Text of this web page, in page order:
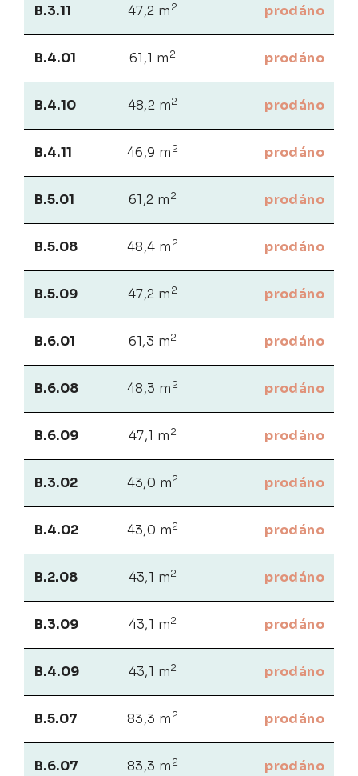
B.3.11 47,2 m 2 prodáno
B.4.01 61,1 m 2 prodáno
B.4.10 48,2 m2 prodáno
B.4.11 46,9 m 2 prodáno
B.5.01 61,2 m 2 prodáno
B.5.08 48,4 m 2 prodáno
B.5.09 47,2 m 2 prodáno
B.6.01 61,3 m2 prodáno
B.6.08 48,3 m 2 prodáno
B.6.09 47,1 m 2 prodáno
B.3.02 43,0 m2 prodáno
B.4.02 43,0 m2 prodáno
B.2.08 43,1 m2 prodáno
B.3.09 43,1 m2 prodáno
B.4.09 43,1 m2 prodáno
B.5.07 83,3 m 2 prodáno
B.6.07 83,3 m 2 prodáno